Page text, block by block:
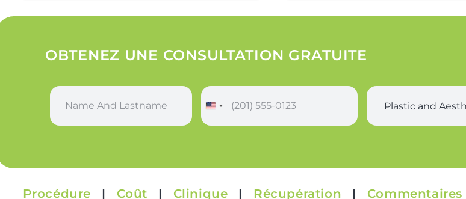
OBTENEZ UNE CONSULTATION GRATUITE
N
m
d
a
P
h
o
S
r
y
Procédure | Coût | Clinique | Récupération | Commentaires